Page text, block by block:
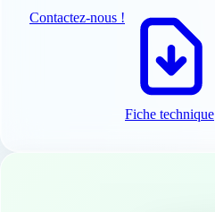
Contactez-nous !
Fiche technique